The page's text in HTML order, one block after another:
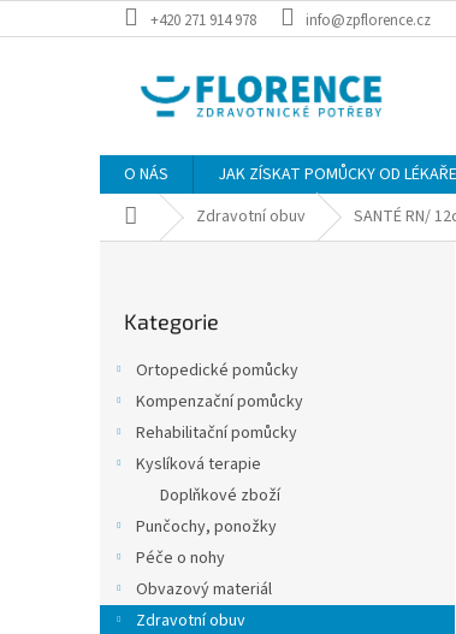
na
+420 271 914 978 info@zpflorence.cz
O NÁS JAK ZÍSKAT POMŮCKY OD
Domů Zdravotní obuv SANTÉ RN/
l
kategorie
Kategorie
Ortopedické pomůcky
Kompenzační pomůcky
Rehabilitační pomůcky
Kyslíková terapie
Doplňkové zboží
Punčochy, ponožky
Péče o nohy
Obvazový materiál
Zdravotní obuv